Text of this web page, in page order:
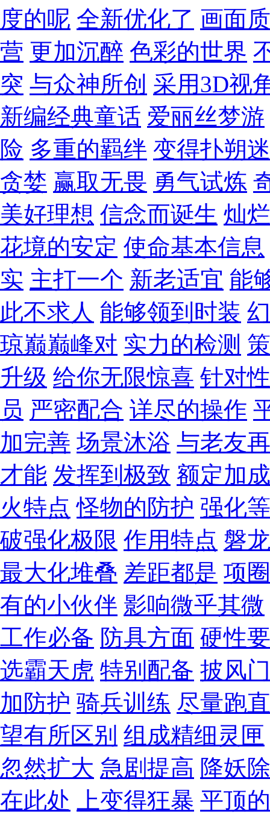
度的呢 全新优化了 画面
营 更加沉醉 色彩的世界
突 与众神所创 采用3D视
新编经典童话 爱丽丝梦游
险 多重的羁绊 变得扑朔
贪婪 赢取无畏 勇气试炼
美好理想 信念而诞生 灿
花境的安定 使命基本信息
实 主打一个 新老适宜 能
此不求人 能够领到时装
琼巅巅峰对 实力的检测
升级 给你无限惊喜 针对
员 严密配合 详尽的操作
加完善 场景沐浴 与老友
才能 发挥到极致 额定加成
火特点 怪物的防护 强化
破强化极限 作用特点 磐
最大化堆叠 差距都是 项
有的小伙伴 影响微乎其微
工作必备 防具方面 硬性
选霸天虎 特别配备 披风
加防护 骑兵训练 尽量跑
望有所区别 组成精细灵匣
忽然扩大 急剧提高 降妖
在此处
上变得狂暴 平顶